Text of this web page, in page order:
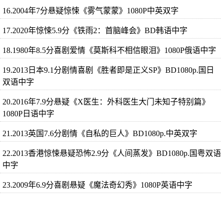
16.2004年7分悬疑惊悚《雾气蒙蒙》1080P中英双字
17.2020年惊悚5.9分《铁雨2：首脑峰会》BD韩语中字
18.1980年8.5分喜剧爱情《莫斯科不相信眼泪》1080P俄语中字
19.2013日本9.1分剧情喜剧《胜者即是正义SP》BD1080p.国日
双语中字
20.2016年7.9分悬疑《X医生：外科医生大门未知子特别篇》
1080P日语中字
21.2013英国7.6分剧情《自私的巨人》BD1080p.中英双字
22.2013香港惊悚悬疑恐怖2.9分《人间蒸发》BD1080p.国粤双语
中字
23.2009年6.9分喜剧悬疑《魔法奇幻秀》1080P英语中字